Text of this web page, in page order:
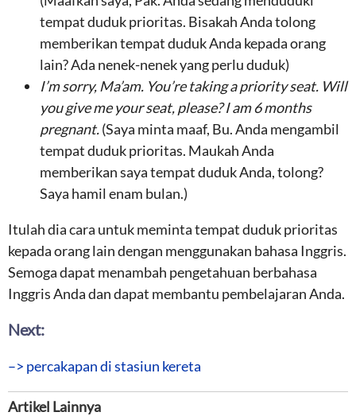
tempat duduk prioritas. Bisakah Anda tolong
memberikan tempat duduk Anda kepada orang
lain? Ada nenek-nenek yang perlu duduk)
I’m sorry, Ma’am. You’re taking a priority seat. Will
you give me your seat, please? I am 6 months
pregnant.(Saya minta maaf, Bu. Anda mengambil
tempat duduk prioritas. Maukah Anda
memberikan saya tempat duduk Anda, tolong?
Saya hamil enam bulan.)
Itulah dia cara untuk meminta tempat duduk prioritas
kepada orang lain dengan menggunakan bahasa Inggris.
Semoga dapat menambah pengetahuan berbahasa
Inggris Anda dan dapat membantu pembelajaran Anda.
Next:
–> percakapan di stasiun kereta
Artikel Lainnya